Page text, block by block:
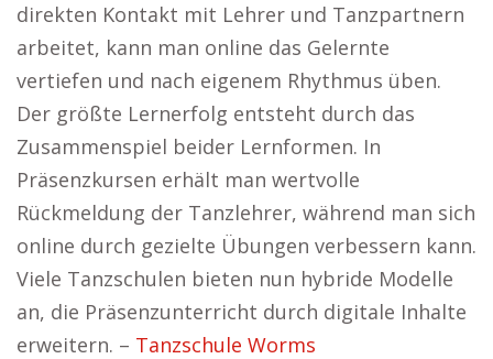
direkten Kontakt mit Lehrer und Tanzpartnern
arbeitet, kann man online das Gelernte
vertiefen und nach eigenem Rhythmus üben.
Der größte Lernerfolg entsteht durch das
Zusammenspiel beider Lernformen. In
Präsenzkursen erhält man wertvolle
Rückmeldung der Tanzlehrer, während man sich
online durch gezielte Übungen verbessern kann.
Viele Tanzschulen bieten nun hybride Modelle
an, die Präsenzunterricht durch digitale Inhalte
erweitern. – Tanzschule Worms